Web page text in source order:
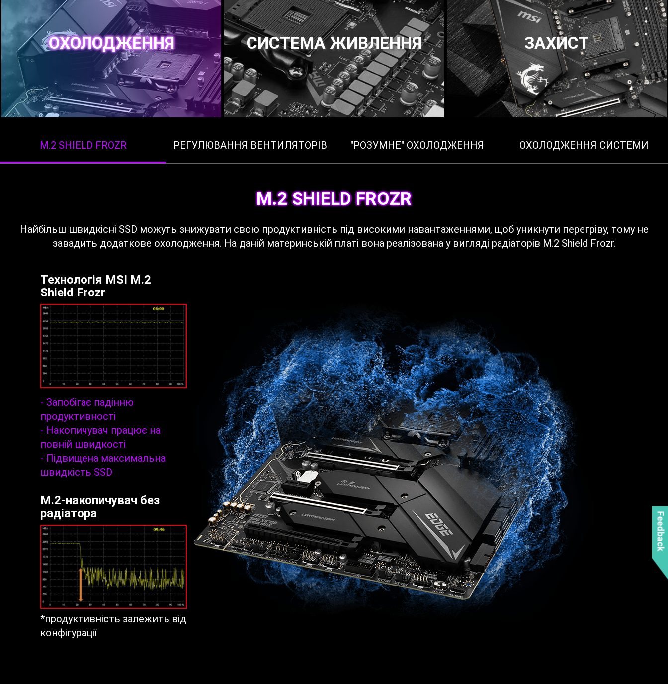
ОХОЛОДЖЕННЯ СИСТЕМА ЖИВЛЕННЯ ЗАХИСТ
M.2 SHIELD FROZR РЕГУЛЮВАННЯ ВЕНТИЛЯТОРІВ "РОЗУМНЕ" ОХОЛОДЖЕННЯ ОХОЛОДЖЕННЯ СИСТЕМИ
M.2 SHIELD FROZR
Найбільш швидкісні SSD можуть знижувати свою продуктивність під високими навантаженнями, щоб уникнути перегріву, тому не
завадить додаткове охолодження. На даній материнській платі вона реалізована у вигляді радіаторів M.2 Shield Frozr.
Технологія MSI M.2
Shield Frozr
- Запобігає падінню
продуктивності
- Накопичувач працює на
повній швидкості
- Підвищена максимальна
швидкість SSD
M.2-накопичувач без
радіатора
*продуктивність залежить від
конфігурації
Feedback